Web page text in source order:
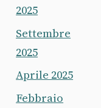
2025
Settembre
2025
Aprile 2025
Febbraio